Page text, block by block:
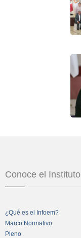
Conoce el Instituto
¿Qué es el Infoem?
Marco Normativo
Pleno